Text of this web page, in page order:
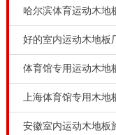
如何设计运动木
因为多雨，阴暗潮
计运动木地板铺装
哈尔滨体育运动木地
好的室内运动木地板
体育馆专用运动木地
上海体育馆专用木地
安徽室内运动木地板